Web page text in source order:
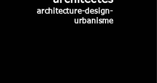
architecture-design-
urbanisme